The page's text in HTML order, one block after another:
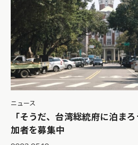
ニュース
「そうだ、台湾総統府に泊ま
加者を募集中